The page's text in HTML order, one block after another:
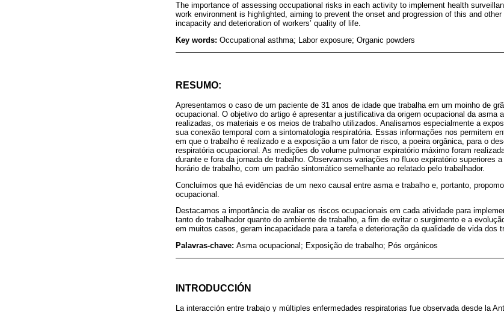
The importance of assessing occupational risks in each activity to implement health
work environment is highlighted, aiming to prevent the onset and progression of this and
incapacity and deterioration of workers’ quality of life.
Key words: Occupational asthma; Labor exposure; Organic powders
RESUMO:
Apresentamos o caso de um paciente de 31 anos de idade que trabalha em um moinho de
ocupacional. O objetivo do artigo é apresentar a justificativa da origem ocupacional da asma
realizadas, os materiais e os meios de trabalho utilizados. Analisamos especialmente a
sua conexão temporal com a sintomatologia respiratória. Essas informações nos permitem
em que o trabalho é realizado e a exposição a um fator de risco, a poeira orgânica, para o
respiratória ocupacional. As medições do volume pulmonar expiratório máximo foram
durante e fora da jornada de trabalho. Observamos variações no fluxo expiratório superiores
horário de trabalho, com um padrão sintomático semelhante ao relatado pelo trabalhador.
Concluímos que há evidências de um nexo causal entre asma e trabalho e, portanto,
ocupacional.
Destacamos a importância de avaliar os riscos ocupacionais em cada atividade para
tanto do trabalhador quanto do ambiente de trabalho, a fim de evitar o surgimento e a
em muitos casos, geram incapacidade para a tarefa e deterioração da qualidade de vida dos
Palavras-chave: Asma ocupacional; Exposição de trabalho; Pós orgánicos
INTRODUCCIÓN
La interacción entre trabajo y múltiples enfermedades respiratorias fue observada desde la